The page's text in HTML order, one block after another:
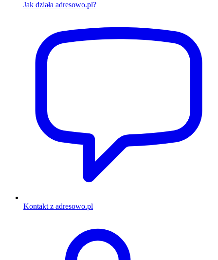
Jak działa adresowo.pl?
Kontakt z adresowo.pl